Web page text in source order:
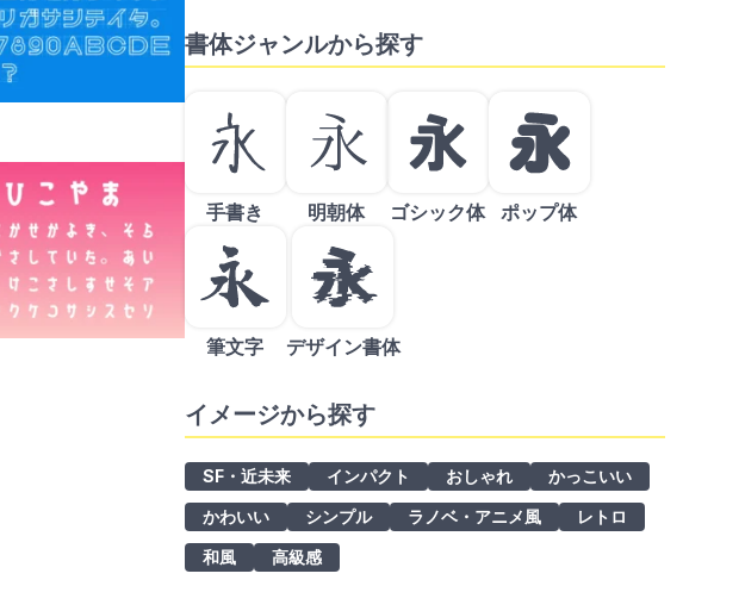
書体ジャンルから探す
手書き 明朝体 ゴシック体 ポップ体
筆文字 デザイン書体
イメージから探す
SF・近未来 インパクト おしゃれ
かっこいい
かわいい
シンプル ラノベ・アニメ風
レトロ
和風
高級感